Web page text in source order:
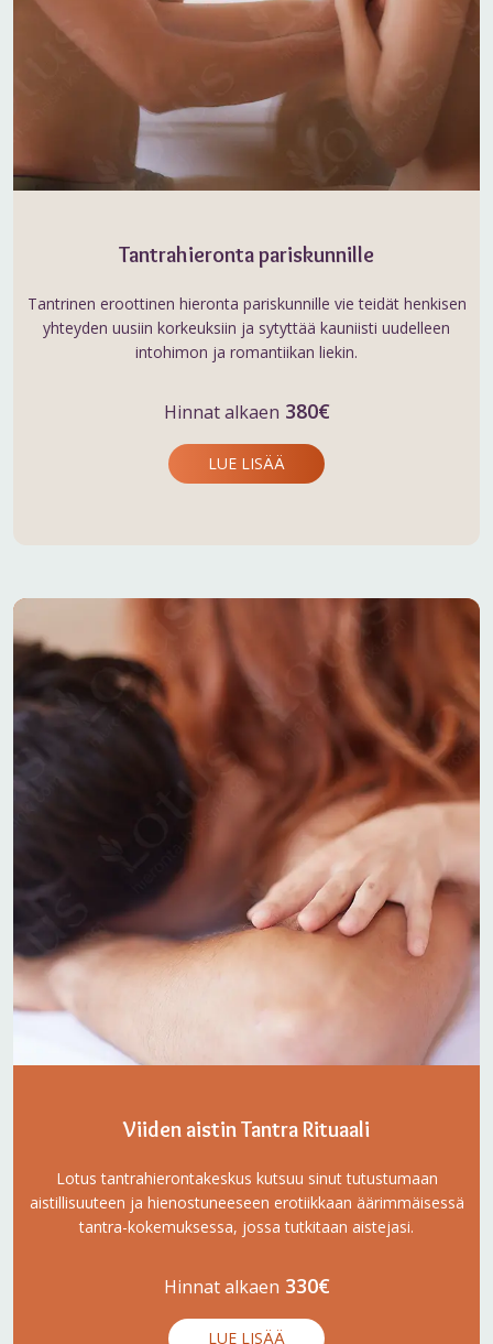
Tantrahieronta pariskunnille
Tantrinen eroottinen hieronta pariskunnille vie teidät henkisen
yhteyden uusiin korkeuksiin ja sytyttää kauniisti uudelleen
intohimon ja romantiikan liekin.
Hinnat alkaen 380€
LUE LISÄÄ
Viiden aistin Tantra Rituaali
Lotus tantrahierontakeskus kutsuu sinut tutustumaan
aistillisuuteen ja hienostuneeseen erotiikkaan äärimmäisessä
tantra-kokemuksessa, jossa tutkitaan aistejasi.
Hinnat alkaen 330€
LUE LISÄÄ